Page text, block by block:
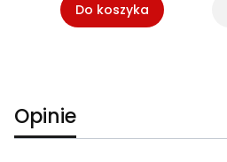
Do koszyka
Opinie